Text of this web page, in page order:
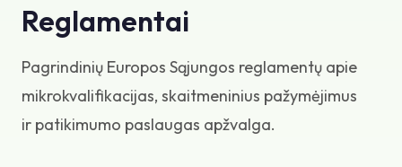
Kodėl Credentium
Apie CloudTeam
Universitetams
Renginių įmonėms
Kas yra mikrokvalifikacijos?
Reglamentai
Pagrindinių Europos Sąjungos reglamentų apie
mikrokvalifikacijas, skaitmeninius pažymėjimus
ir patikimumo paslaugas apžvalga.